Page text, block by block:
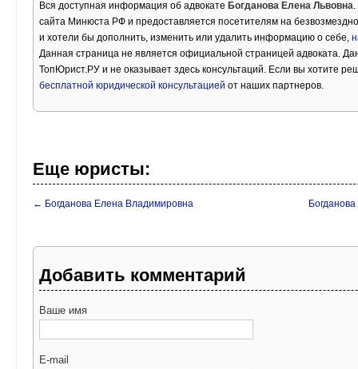
Вся доступная информация об адвокате Богданова Елена Львовна
сайта Минюста РФ и предоставляется посетителям на
и хотели бы дополнить, изменить или удалить информацию о себе,
Данная страница не является официальной страницей адвоката.
ТопЮрист.РУ и не оказывает здесь консультаций. Если вы хотите
бесплатной юридической консультацией от наших партнеров.
Еще юристы:
← Богданова Елена Владимировна
Добавить комментарий
Ваше имя
E-mail